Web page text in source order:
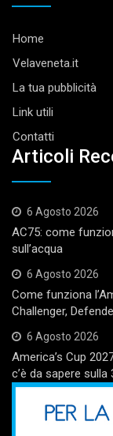
Home
Velaveneta.it
La tua pubblicità
Link utili
Contatti
Articoli
6 Agosto 2026
AC75: come
sull’acqua
6 Agosto 2026
Come funziona
Challenger,
6 Agosto 2026
America’s Cup
c’è da sapere sulla